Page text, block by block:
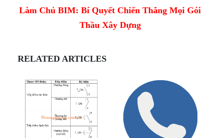
Làm Chủ BIM: Bí Quyết Chiến Thắng Mọi Gói
Thầu Xây Dựng
RELATED ARTICLES